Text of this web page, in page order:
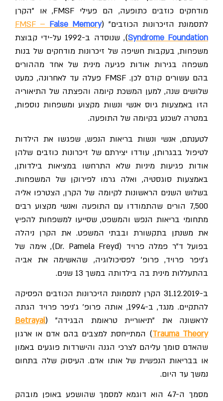
מודחקים כוזבים כתופעה, הם פעילי FMSF, או "הקרן
לתסמונת הזיכרונות הכוזבים" (
FMSF – False Memory
Syndrome Foundation
), שנוסדה ב-1992 על-ידי קבוצת
משפחות, בעקבות חשיפה של זיכרונות מודחקים של בנות
משפחה בגירות אודות פגיעה מינית של אחד מההורים
בהם עשורים קודם לכן.FMSF פעלה עד לאחרונה, כמעט
שלושים שנה, למען המשכת קיומה והפצתה של התיאוריה
הזו באמצעות גיוס אנשי ונשות מקצוע ומשפחות נוספות,
במטרה לשכנע בקיומה של התופעה.
לטענתם, אנשי ונשות בריאות הנפש, שפגשו את הילדות
לטיפול בבגרותן, עודדו יצירתם של זיכרונות כוזבים שלהן
אודות פגיעות מיניות שלא התרחשו במציאות בילדותן,
באמצעות סוגסטיה, ואלה גרמו לפירוקן של המשפחות.
בשלוש השנים הראשונות לקיומה של הקרן, הצטרפו אליה
7,500 הורים שהתמודדו עם התופעה ואנשי מקצוע רבים
מתחומי בריאות הנפש והמשפט, שסייעו למשפחות להפיץ
את משנתן בתקשורת ובבתי המשפט. את הקרן ניהלה
בפועל ד"ר פמלה פרויד (Dr. Pamela Freyd), אימה של
ג'ניפר פרויד, פרופ' לפסיכולוגיה, שהאשימה את אביה
בהתעללות מינית בה בילדותה במשך 13 שנים.
ב-31.12.2019 הקרן לתסמונת הזיכרונות הכוזבים הפסיקה
להתקיים. מנגד
, ב-1994, אותה פרופ' ג'ניפר פרויד הגתה
לראשונה את "תיאוריית טראומת הבגידה" (Betrayal
Trauma Theory) המתייחסת למצבים בהם אדם או ארגון
שהאדם סומך עליהם לצרכי הגנה והישרדות פוגעים באמון
או בבריאות הנפשית של אותו אדם. העיסוק שלה בתחום
נמשך עד היום.
מסמך ה-47 הוא דוגמא למסמך שהושפע באופן מובהק